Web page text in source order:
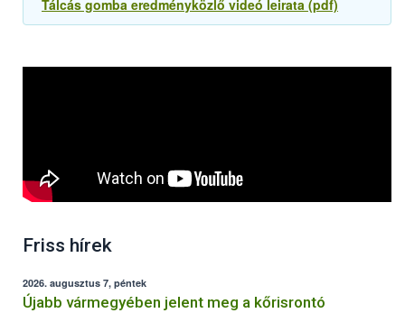
Tálcás gomba eredményközlő videó leirata (pdf)
Friss hírek
2026. augusztus 7, péntek
Újabb vármegyében jelent meg a kőrisrontó